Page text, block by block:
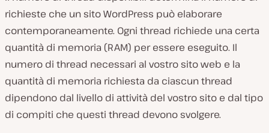
richieste che un sito WordPress può elaborare
contemporaneamente. Ogni thread richiede una certa
quantità di memoria (RAM) per essere eseguito. Il
numero di thread necessari al vostro sito web e la
quantità di memoria richiesta da ciascun thread
dipendono dal livello di attività del vostro sito e dal tipo
di compiti che questi thread devono svolgere.